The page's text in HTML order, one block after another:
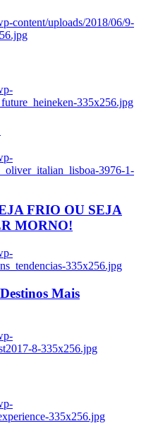
content/uploads/2018/06/9-
335x256.jpg
3976-1-
FRIO OU SEJA
MORNO!
335x256.jpg
Mais
8-335x256.jpg
335x256.jpg